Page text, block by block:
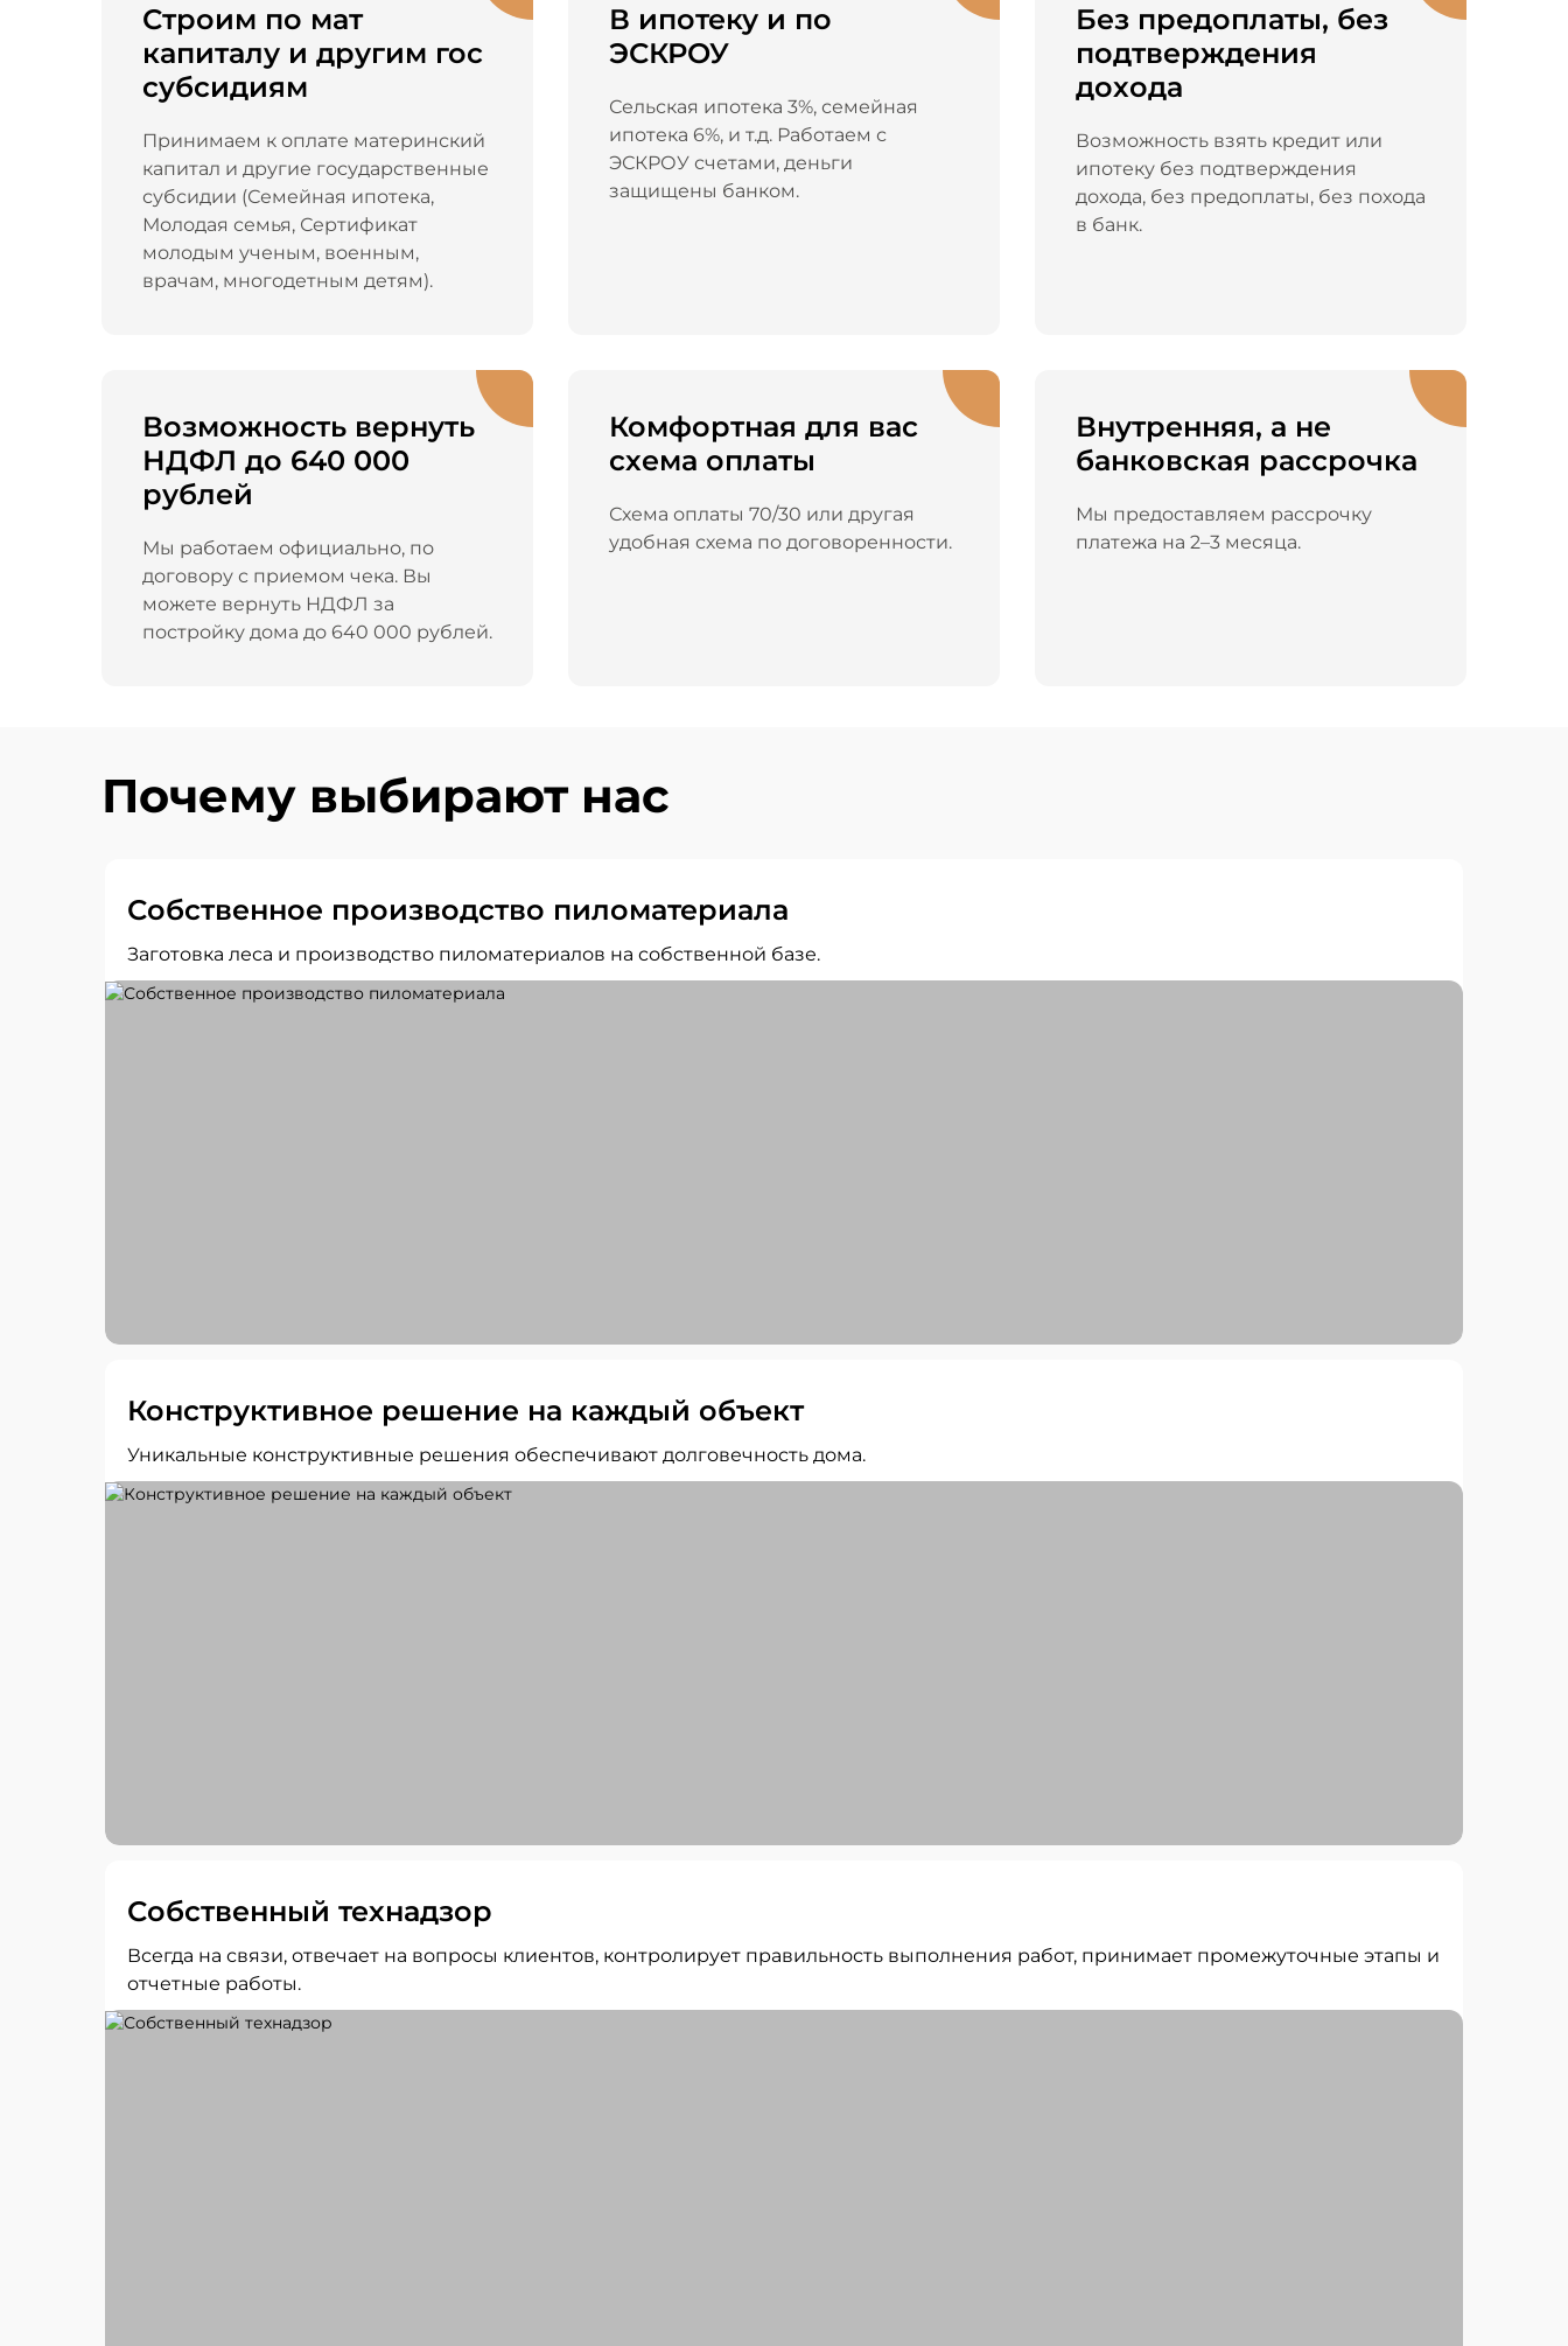
Строим по мат
капиталу и другим гос
субсидиям
Принимаем к оплате материнский
капитал и другие государственные
субсидии (Семейная ипотека,
Молодая семья, Сертификат
молодым ученым, военным,
врачам, многодетным детям).
В ипотеку и по
ЭСКРОУ
Сельская ипотека 3%, семейная
ипотека 6%, и т.д. Работаем с
ЭСКРОУ счетами, деньги
защищены банком.
Без предоплаты, без
подтверждения
дохода
Возможность взять кредит или
ипотеку без подтверждения
дохода, без предоплаты, без похода
в банк.
Возможность вернуть
НДФЛ до 640 000
рублей
Мы работаем официально, по
договору с приемом чека. Вы
можете вернуть НДФЛ за
постройку дома до 640 000 рублей.
Комфортная для вас
схема оплаты
Схема оплаты 70/30 или другая
удобная схема по договоренности.
Внутренняя, а не
банковская рассрочка
Мы предоставляем рассрочку
платежа на 2–3 месяца.
Почему выбирают нас
Собственное производство пиломатериала
Заготовка леса и производство пиломатериалов на собственной базе.
Конструктивное решение на каждый объект
Уникальные конструктивные решения обеспечивают долговечность дома.
Собственный технадзор
Всегда на связи, отвечает на вопросы клиентов, контролирует правильность выполнения работ, принимает промежуточные этапы и
отчетные работы.